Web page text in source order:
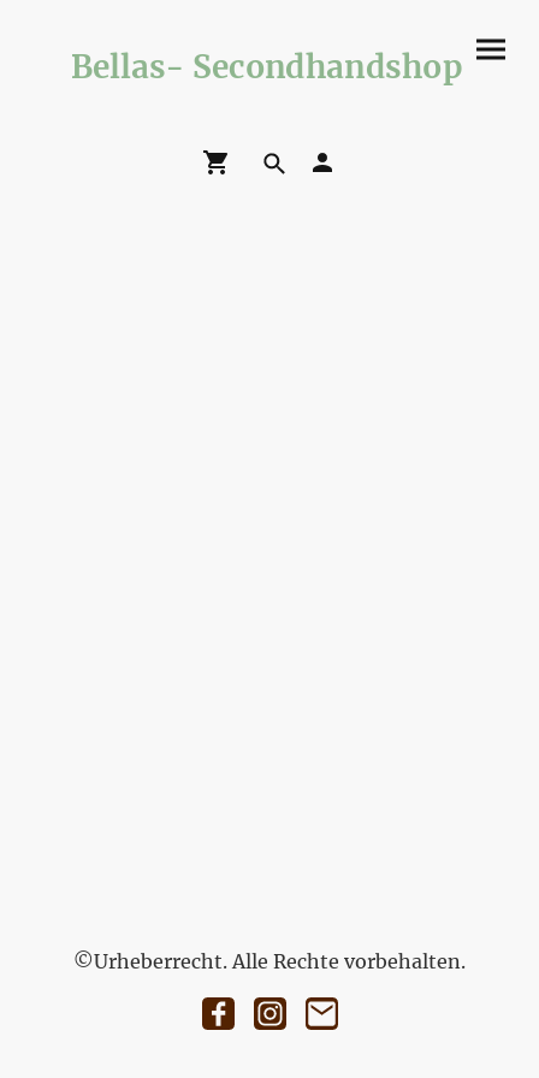
Bellas- Secondhandshop
©Urheberrecht. Alle Rechte vorbehalten.